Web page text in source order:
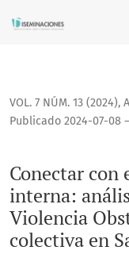
Conectar con el
VOL. 7 NÚM. 13 (2024),
Conectar con
interna:
Violencia
colectiva en
Publicado 2024-07-08